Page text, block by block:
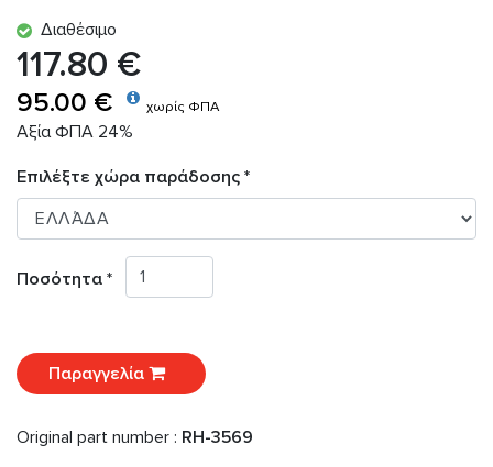
Διαθέσιμο
117.80 €
95.00 € χωρίς ΦΠΑ
Αξία ΦΠΑ 24%
Επιλέξτε χώρα παράδοσης *
Ποσότητα *
Παραγγελία
Original part number : RH-3569